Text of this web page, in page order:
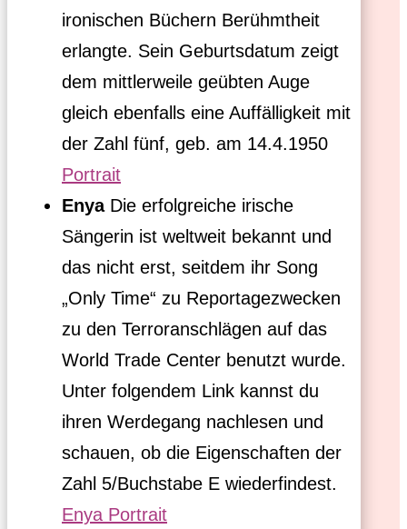
ironischen Büchern Berühmtheit
erlangte. Sein Geburtsdatum zeigt
dem mittlerweile geübten Auge
gleich ebenfalls eine Auffälligkeit mit
der Zahl fünf, geb. am 14.4.1950
Portrait
Enya Die erfolgreiche irische
Sängerin ist weltweit bekannt und
das nicht erst, seitdem ihr Song
„Only Time“ zu Reportagezwecken
zu den Terroranschlägen auf das
World Trade Center benutzt wurde.
Unter folgendem Link kannst du
ihren Werdegang nachlesen und
schauen, ob die Eigenschaften der
Zahl 5/Buchstabe E wiederfindest.
Enya Portrait